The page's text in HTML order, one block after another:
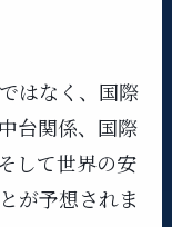
はなく、国際
台関係、国際
して世界の安
が予想されま